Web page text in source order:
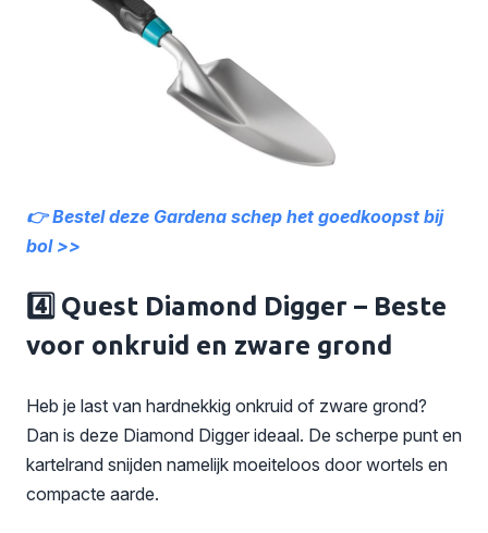
👉 Bestel deze Gardena schep het goedkoopst bij
bol >>
4️⃣ Quest Diamond Digger – Beste
voor onkruid en zware grond
Heb je last van hardnekkig onkruid of zware grond?
Dan is deze Diamond Digger ideaal. De scherpe punt en
kartelrand snijden namelijk moeiteloos door wortels en
compacte aarde.